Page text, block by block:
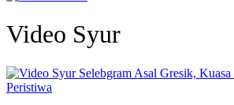
Video Syur
Peristiwa